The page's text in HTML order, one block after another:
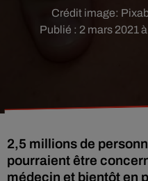
Publié : 2 mars 2021
Crédit image:
2,5 millions de
pourraient être
médecin et bientôt en